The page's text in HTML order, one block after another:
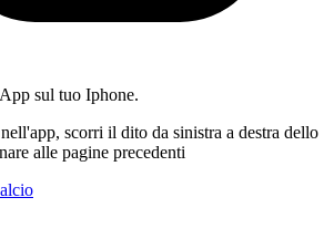
sul tuo Iphone.
scorri il dito da sinistra a destra dello
alle pagine precedenti